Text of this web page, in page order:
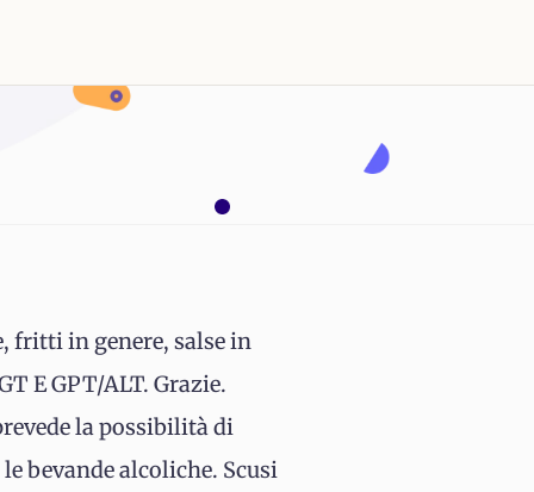
fritti in genere, salse in
E GPT/ALT. Grazie.
la possibilità di
bevande alcoliche. Scusi